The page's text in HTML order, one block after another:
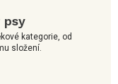
psy
kategorie, od
složení.